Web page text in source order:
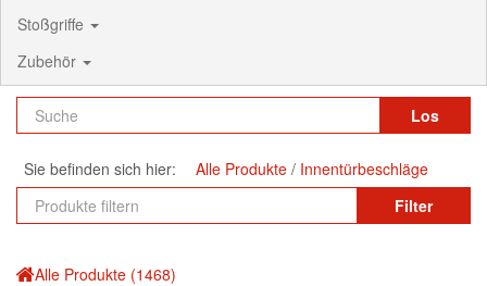
Stoßgriffe
Zubehör
Los
Sie befinden sich hier: Alle Produkte
Innentürbeschläge
Filter
Alle Produkte 1468